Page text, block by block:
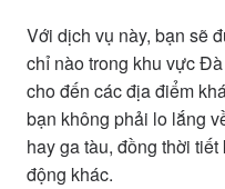
Với dịch vụ này, bạn sẽ
chỉ nào trong khu vực
cho đến các địa điểm
bạn không phải lo lắng
hay ga tàu, đồng thời
động khác.